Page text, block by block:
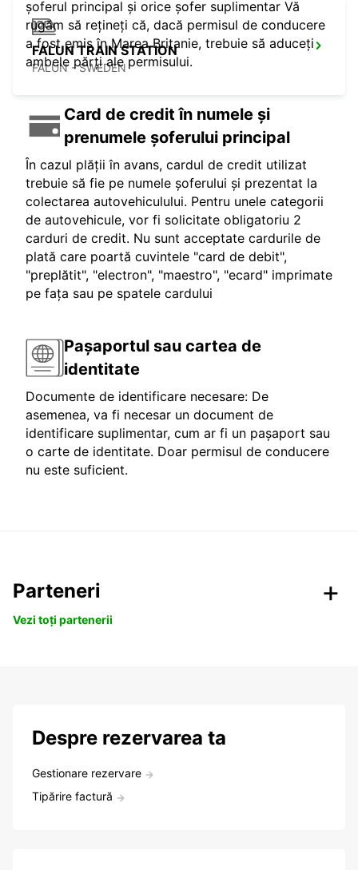
FALUN TRAIN STATION
FALUN - SWEDEN
șoferul principal și orice șofer suplimentar Vă
rugăm să rețineți că, dacă permisul de conducere
a fost emis în Marea Britanie, trebuie să aduceți
ambele părți ale permisului.
Card de credit în numele și
prenumele șoferului principal
În cazul plății în avans, cardul de credit utilizat
trebuie să fie pe numele șoferului și prezentat la
colectarea autovehiculului. Pentru unele categorii
de autovehicule, vor fi solicitate obligatoriu 2
carduri de credit. Nu sunt acceptate cardurile de
plată care poartă cuvintele "card de debit",
"preplătit", "electron", "maestro", "ecard" imprimate
pe fața sau pe spatele cardului
Pașaportul sau cartea de
identitate
Documente de identificare necesare: De
asemenea, va fi necesar un document de
identificare suplimentar, cum ar fi un pașaport sau
o carte de identitate. Doar permisul de conducere
nu este suficient.
Parteneri
Vezi toți partenerii
Despre rezervarea ta
Gestionare rezervare
Tipărire factură